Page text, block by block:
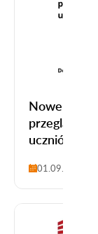
Nowe
uczniów
01.09.2025-